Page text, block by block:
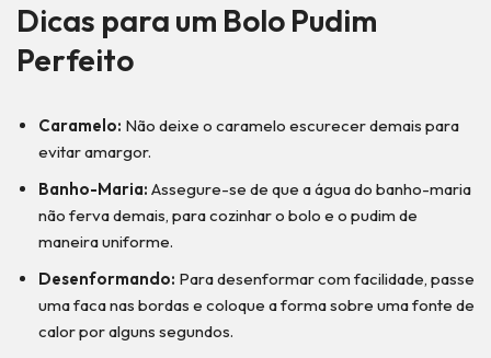
Dicas para um Bolo Pudim
Perfeito
Caramelo: Não deixe o caramelo escurecer demais para
evitar amargor.
Banho-Maria: Assegure-se de que a água do banho-maria
não ferva demais, para cozinhar o bolo e o pudim de
maneira uniforme.
Desenformando: Para desenformar com facilidade, passe
uma faca nas bordas e coloque a forma sobre uma fonte de
calor por alguns segundos.